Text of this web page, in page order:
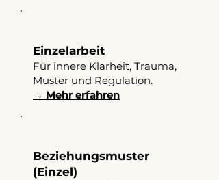
Einzelarbeit
Für innere Klarheit, Trauma,
Muster und Regulation.
→ Mehr erfahren
Beziehungsmuster
(Einzel)